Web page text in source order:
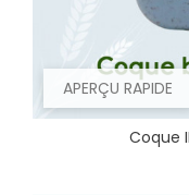
APERÇU RAPIDE
Coque